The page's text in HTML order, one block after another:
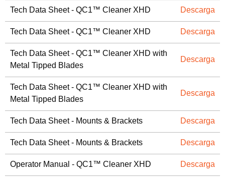
Tech Data Sheet - QC1™ Cleaner XHD Descarga
Tech Data Sheet - QC1™ Cleaner XHD Descarga
Tech Data Sheet - QC1™ Cleaner XHD with
Metal Tipped Blades
Descarga
Tech Data Sheet - QC1™ Cleaner XHD with
Metal Tipped Blades
Descarga
Tech Data Sheet - Mounts & Brackets Descarga
Tech Data Sheet - Mounts & Brackets Descarga
Operator Manual - QC1™ Cleaner XHD Descarga